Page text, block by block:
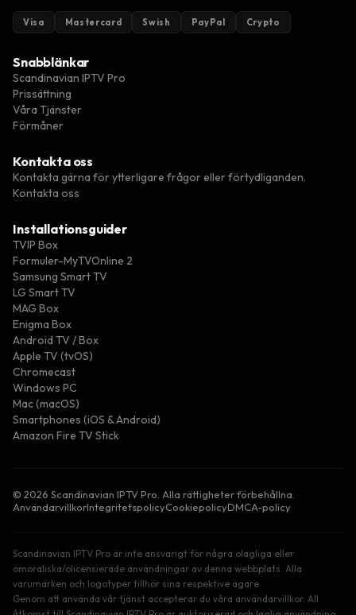
Visa Mastercard Swish PayPal Crypto
Snabblänkar
Scandinavian IPTV Pro
Prissättning
Våra Tjänster
Förmåner
Kontakta oss
Kontakta gärna för ytterligare frågor eller förtydliganden.
Kontakta oss
Installationsguider
TVIP Box
Formuler-MyTVOnline 2
Samsung Smart TV
LG Smart TV
MAG Box
Enigma Box
Android TV / Box
Apple TV (tvOS)
Chromecast
Windows PC
Mac (macOS)
Smartphones (iOS & Android)
Amazon Fire TV Stick
© 2026 Scandinavian IPTV Pro. Alla rättigheter förbehållna.
AnvändarvillkorIntegritetspolicyCookiepolicyDMCA-policy
Scandinavian IPTV Pro är inte ansvarigt för några olagliga eller
omoraliska/olicensierade användningar av denna webbplats. Alla
varumärken och logotyper tillhör sina respektive ägare.
Genom att använda vår tjänst accepterar du våra användarvillkor. All